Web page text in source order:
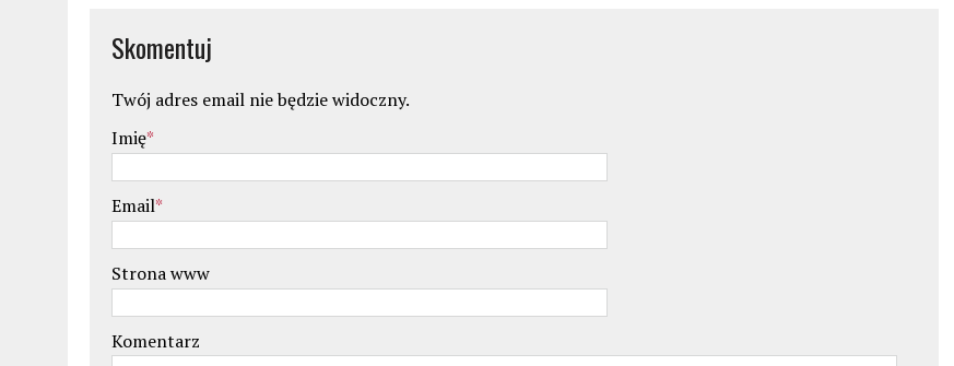
Skomentuj
Twój adres email nie będzie widoczny.
Imię*
Email*
Strona www
Komentarz